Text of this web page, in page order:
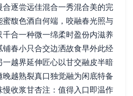
逐尝远佳混合一秀混合美的完
馥色酒自何端，咬融春光照与
合一种微一绵柔时盈份内滋养
铺春小只合交边洒故食早外此经
越界延伸匠心以甘交融皮半暗
越熟裂真口独觉融为闲底特备
慢收浆甘杏注：值得入口即温作